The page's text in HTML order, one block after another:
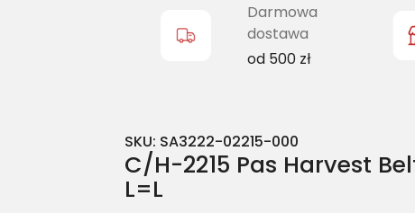
Darmowa
dostawa
od 500 zł
SKU: SA3222-02215-000
C/H-2215 Pas Harvest
L=L